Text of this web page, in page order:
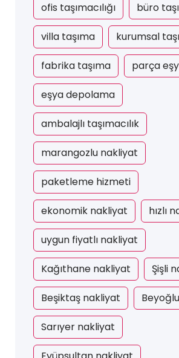
ofis taşımacılığı büro
villa taşıma kurumsal
fabrika taşıma parça
eşya depolama
ambalajlı taşımacılık
marangozlu nakliyat
paketleme hizmeti
ekonomik nakliyat hızlı
uygun fiyatlı nakliyat
Kağıthane nakliyat Şişli
Beşiktaş nakliyat
Sarıyer nakliyat